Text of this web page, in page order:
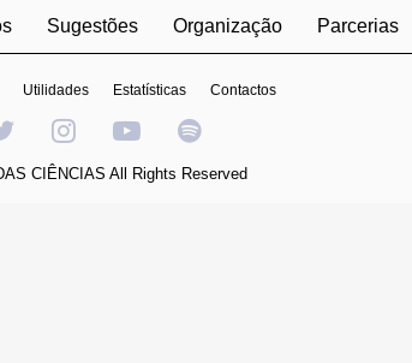
Sugestões Organização Parcerias
Utilidades Estatísticas Contactos
CIÊNCIAS All Rights Reserved